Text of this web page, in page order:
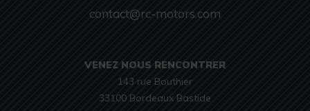
contact@rc-motors.com
VENEZ NOUS RENCONTRER
143 rue Bouthier
33100 Bordeaux Bastide